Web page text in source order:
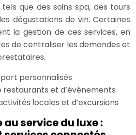
que des soins spa, des tours
dégustations de vin. Certaines
la gestion de ces services, en
de centraliser les demandes et
personnalisés
restaurants et d’événements
locales et d’excursions
service du luxe :